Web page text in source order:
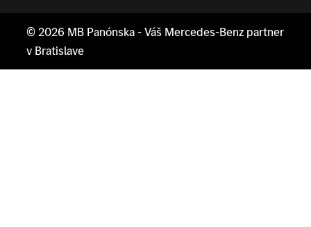
© 2026 MB Panónska- Váš Mercedes-Benz partner
v Bratislave